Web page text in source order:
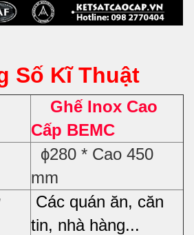
Số Kĩ Thuật
Ghế Inox Cao
Cấp BEMC
ϕ280 * Cao 450
mm
Các quán ăn, căn
tin, nhà hàng...